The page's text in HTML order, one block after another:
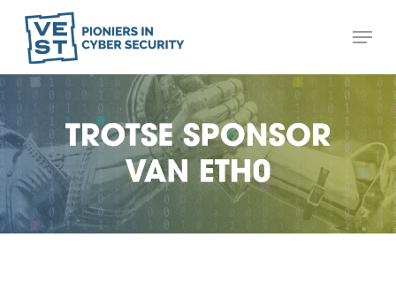
main
content
Menu
Menu